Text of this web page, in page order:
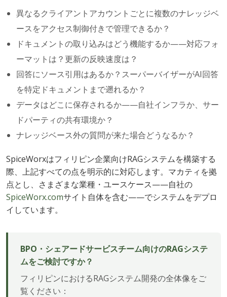
異なるクライアントアカウントごとに複数のナレッジベ
ースをアクセス制御付きで管理できるか？
ドキュメントの取り込みはどう機能するか——対応フォ
ーマットは？更新の反映速度は？
回答にソース引用はあるか？スーパーバイザーがAI回答
を特定ドキュメントまで遡れるか？
データはどこに保存されるか——自社インフラか、サー
ドパーティの共有環境か？
ナレッジベース外の質問が来た場合どうなるか？
SpiceWorxはフィリピン企業向けRAGシステムを構築する
際、上記すべての点を明示的に対応します。マカティを拠
点とし、さまざまな業種・ユースケース——自社の
SpiceWorx.comサイト自体を含む——でシステムをデプロ
イしています。
BPO・シェアードサービスチーム向けのRAGシステ
ムをご検討ですか？
フィリピンにおけるRAGシステム開発の全体像をご
覧ください：